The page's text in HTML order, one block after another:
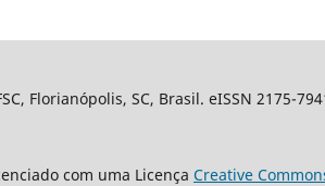
Florianópolis, SC, Brasil. eISSN 2175-
com uma Licença Creative